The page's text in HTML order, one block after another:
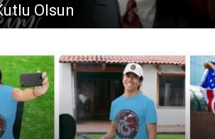
Olsun